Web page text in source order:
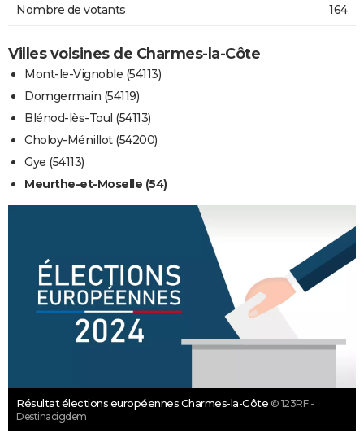
Nombre de votants 164
Villes voisines de Charmes-la-Côte
Mont-le-Vignoble (54113)
Domgermain (54119)
Blénod-lès-Toul (54113)
Choloy-Ménillot (54200)
Gye (54113)
Meurthe-et-Moselle (54)
Résultat élections européennes Charmes-la-Côte © 123RF -
Destinacigdem